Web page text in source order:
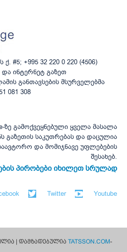
#5; +995 32 220 0 220 (4506)
ინტერნეტ გაზეთ
განთავსების მსურველებმა
081 308
ზე გამოქვეყნებული ყველა მასალა
გაზეთის საკუთრებას და დაცულია
და მომიჯნავე უფლებების
შესახებ.
პირობები იხილეთ სრულად
Twitter Youtube
| დამზადებულია TATSSON.COM-